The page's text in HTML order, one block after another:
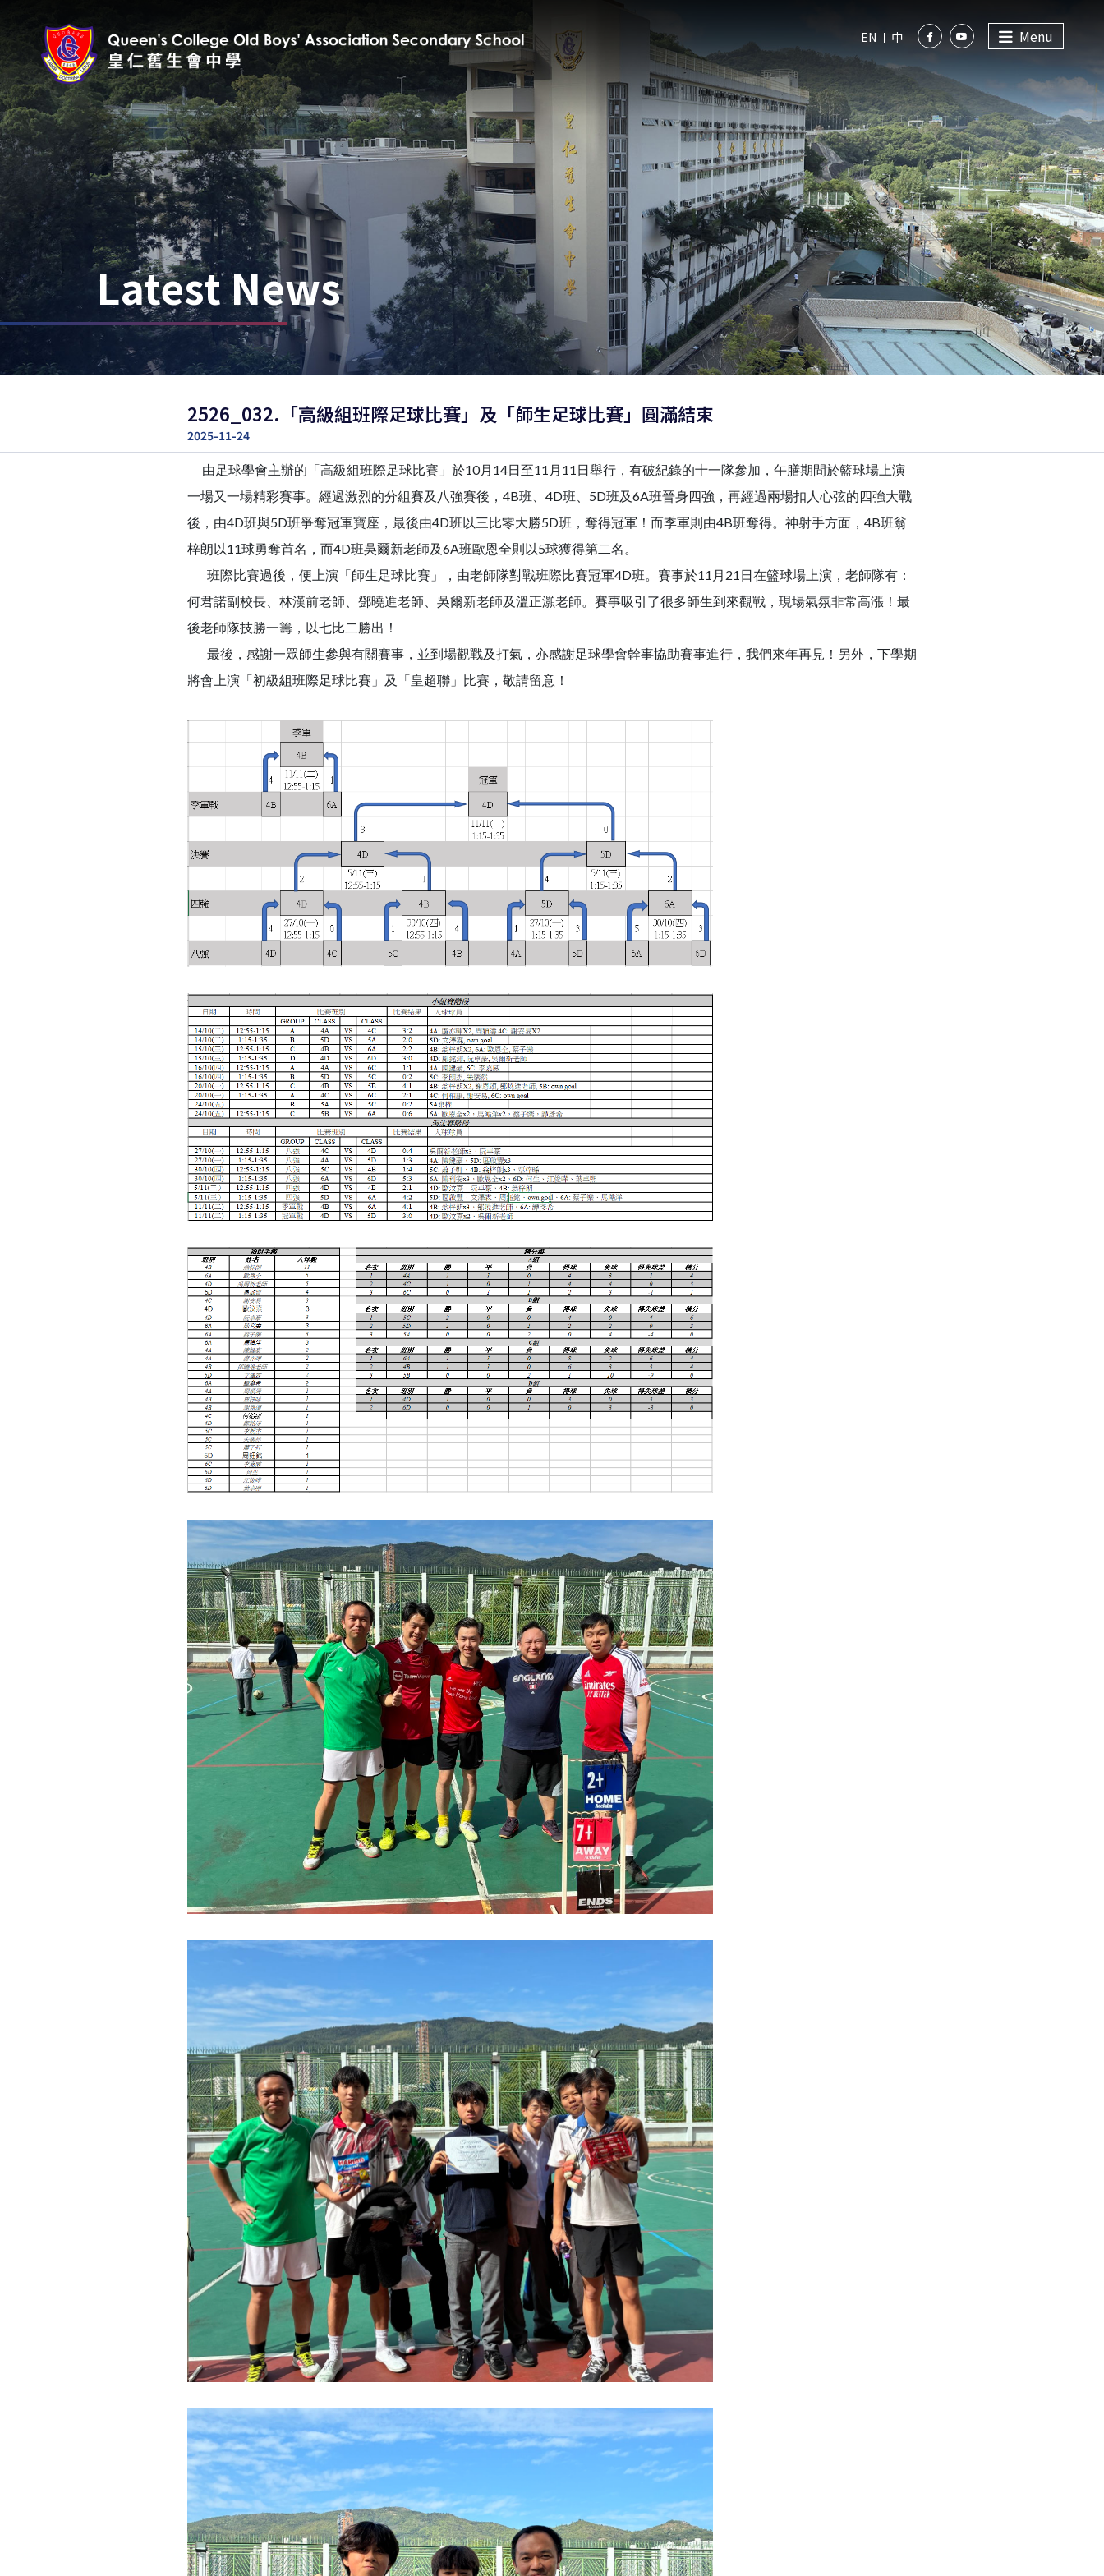
EN 中 Menu
Latest News
2526_032.「高級組班際足球比賽」及「師生足球比賽」圓滿結束
2025-11-24
由足球學會主辦的「高級組班際足球比賽」於10月14日至11月11日舉行，有破紀錄的十一隊參加，午膳期間於籃球場上演
一場又一場精彩賽事。經過激烈的分組賽及八強賽後，4B班、4D班、5D班及6A班晉身四強，再經過兩場扣人心弦的四強大戰
後，由4D班與5D班爭奪冠軍寶座，最後由4D班以三比零大勝5D班，奪得冠軍！而季軍則由4B班奪得。神射手方面，4B班翁
梓朗以11球勇奪首名，而4D班吳爾新老師及6A班歐恩全則以5球獲得第二名。
班際比賽過後，便上演「師生足球比賽」，由老師隊對戰班際比賽冠軍4D班。賽事於11月21日在籃球場上演，老師隊有：
何君諾副校長、林漢前老師、鄧曉進老師、吳爾新老師及溫正灝老師。賽事吸引了很多師生到來觀戰，現場氣氛非常高漲！最
後老師隊技勝一籌，以七比二勝出！
最後，感謝一眾師生參與有關賽事，並到場觀戰及打氣，亦感謝足球學會幹事協助賽事進行，我們來年再見！另外，下學期
將會上演「初級組班際足球比賽」及「皇超聯」比賽，敬請留意！